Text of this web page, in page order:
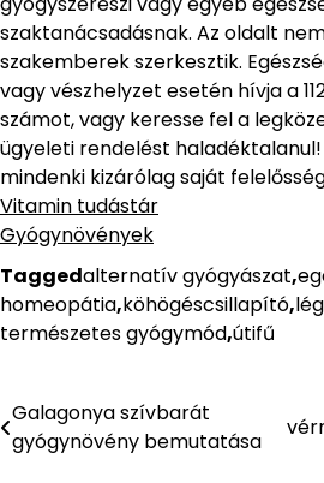
szaktanácsadásnak. Az oldalt
szakemberek szerkesztik.
vagy vészhelyzet esetén hívja a
számot, vagy keresse fel a
ügyeleti rendelést
mindenki kizárólag saját
Vitamin tudástár
Gyógynövények
Taggedalternatív gyógyászat,
homeopátia,köhögéscsillapító,
természetes gyógymód,útifű
Bejegyzés
navigáció
Galagonya szívbarát
gyógynövény bemutatása